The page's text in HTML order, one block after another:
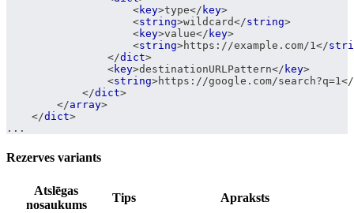
<key>type</ key>
<string>wildcard</string>
<key>value</ key>
<string>https://example.com/1 </
</dict>
<key>destinationURLPattern</ key>
<string>https://google.com/search?q=1 </
</dict>
</array>
</dict>
...
Rezerves variants
Atslēgas
nosaukums
Tips Apraksts